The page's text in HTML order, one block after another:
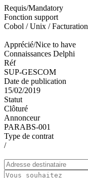
Requis/Mandatory
Fonction support
Cobol / Unix / Facturation
Apprécié/Nice to have
Connaissances Delphi
Réf
SUP-GESCOM
Date de publication
15/02/2019
Statut
Clôturé
Annonceur
PARABS-001
Type de contrat
/